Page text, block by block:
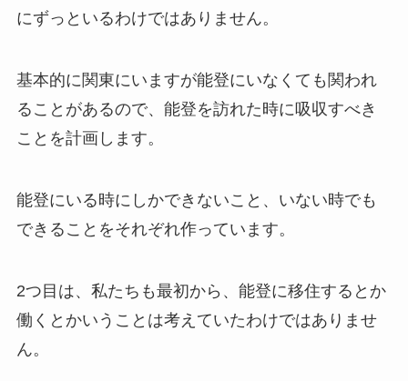
にずっといるわけではありません。
基本的に関東にいますが能登にいなくても関われ
ることがあるので、能登を訪れた時に吸収すべき
ことを計画します。
能登にいる時にしかできないこと、いない時でも
できることをそれぞれ作っています。
2つ目は、私たちも最初から、能登に移住するとか
働くとかいうことは考えていたわけではありませ
ん。